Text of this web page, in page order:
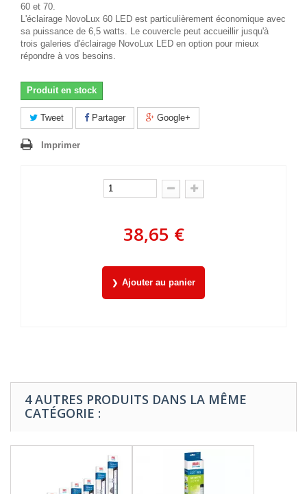
60 et 70.
L'éclairage NovoLux 60 LED est particulièrement économique avec
sa puissance de 6,5 watts. Le couvercle peut accueillir jusqu'à
trois galeries d'éclairage NovoLux LED en option pour mieux
répondre à vos besoins.
Produit en stock
Tweet Partager Google+
Imprimer
38,65 €
Ajouter au panier
4 AUTRES PRODUITS DANS LA MÊME
CATÉGORIE :